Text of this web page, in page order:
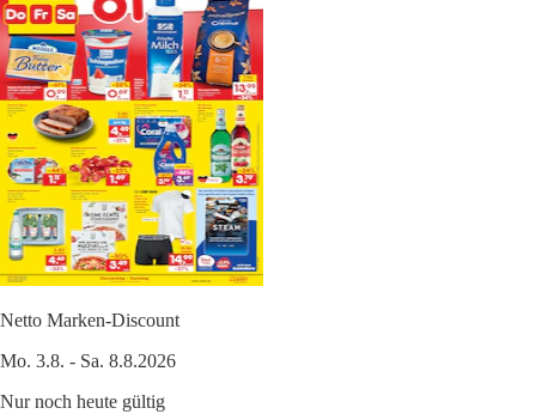
Netto Marken-Discount
Mo. 3.8. - Sa. 8.8.2026
Nur noch heute gültig